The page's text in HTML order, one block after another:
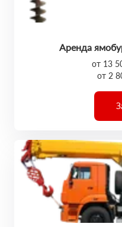
Аренда
от 13
от 2